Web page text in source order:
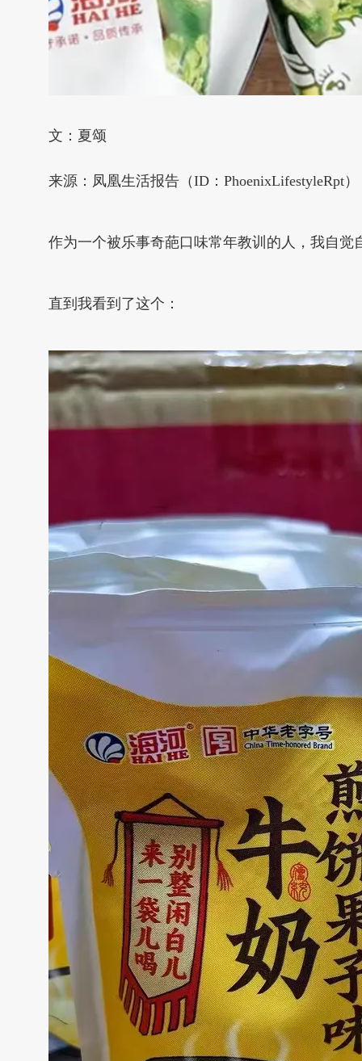
文：夏颂
来源：凤凰生活报告（ID：PhoenixLifestyleRpt）
作为一个被乐事奇葩口味常年教训的人，我自觉
直到我看到了这个：